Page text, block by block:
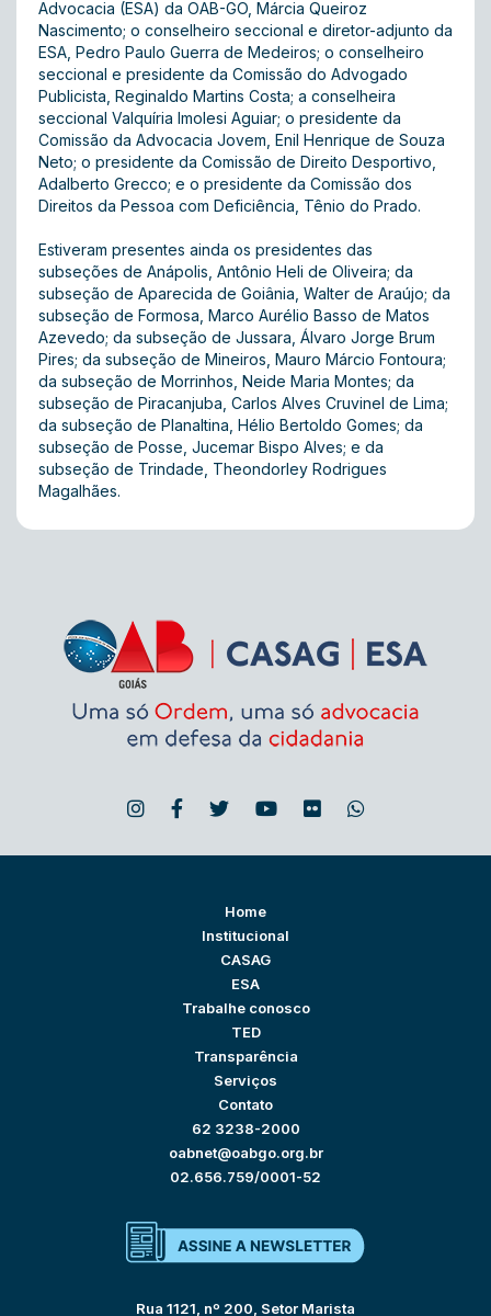
Advocacia (ESA) da OAB-GO, Márcia Queiroz
Nascimento; o conselheiro seccional e diretor-adjunto da
ESA, Pedro Paulo Guerra de Medeiros; o conselheiro
seccional e presidente da Comissão do Advogado
Publicista, Reginaldo Martins Costa; a conselheira
seccional Valquíria Imolesi Aguiar; o presidente da
Comissão da Advocacia Jovem, Enil Henrique de Souza
Neto; o presidente da Comissão de Direito Desportivo,
Adalberto Grecco; e o presidente da Comissão dos
Direitos da Pessoa com Deficiência, Tênio do Prado.
Estiveram presentes ainda os presidentes das
subseções de Anápolis, Antônio Heli de Oliveira; da
subseção de Aparecida de Goiânia, Walter de Araújo; da
subseção de Formosa, Marco Aurélio Basso de Matos
Azevedo; da subseção de Jussara, Álvaro Jorge Brum
Pires; da subseção de Mineiros, Mauro Márcio Fontoura;
da subseção de Morrinhos, Neide Maria Montes; da
subseção de Piracanjuba, Carlos Alves Cruvinel de Lima;
da subseção de Planaltina, Hélio Bertoldo Gomes; da
subseção de Posse, Jucemar Bispo Alves; e da
subseção de Trindade, Theondorley Rodrigues
Magalhães.
Home
Institucional
CASAG
ESA
Trabalhe conosco
TED
Transparência
Serviços
Contato
62 3238-2000
oabnet@oabgo.org.br
02.656.759/0001-52
Rua 1121, nº 200, Setor Marista